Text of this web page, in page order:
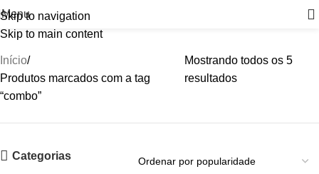
Skip to navigation
Skip to main content
Menu
Início
Produtos marcados com a tag
“combo”
Mostrando todos os 5
resultados
Categorias